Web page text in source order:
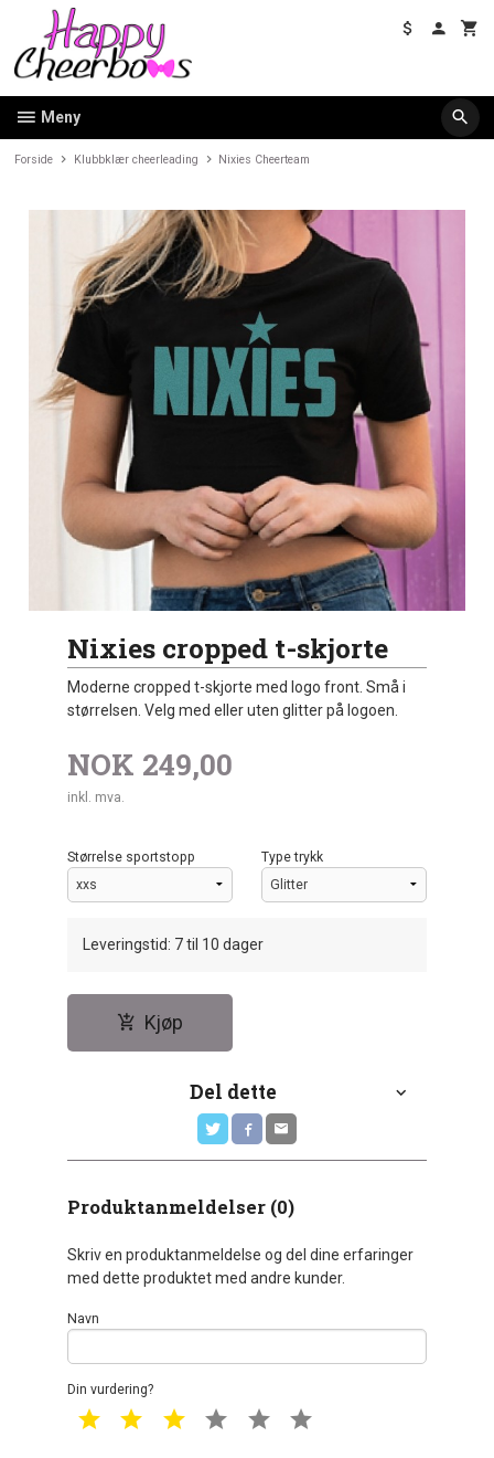
innholdet
Meny
Forside Klubbklær cheerleading Nixies Cheerteam
Nixies cropped t-skjorte
Moderne cropped t-skjorte med logo front. Små i
størrelsen. Velg med eller uten glitter på logoen.
NOK 249,00
inkl. mva.
Størrelse sportstopp Type trykk
Leveringstid: 7 til 10 dager
Kjøp
Del dette
Produktanmeldelser (0)
Skriv en produktanmeldelse og del dine erfaringer
med dette produktet med andre kunder.
Navn
Din vurdering?
1 star 2 star 3 star 4 star 5 star